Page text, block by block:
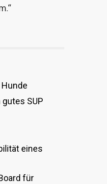
SUP
eines
für